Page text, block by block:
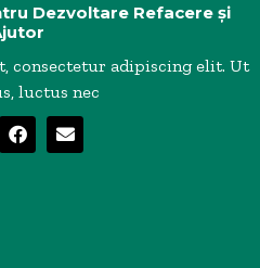
Dezvoltare Refacere și
consectetur adipiscing elit. Ut
luctus nec